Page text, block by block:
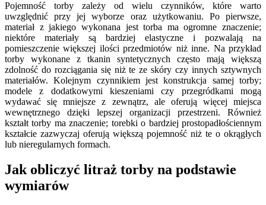
Pojemność torby zależy od wielu czynników, które warto
uwzględnić przy jej wyborze oraz użytkowaniu. Po pierwsze,
materiał z jakiego wykonana jest torba ma ogromne znaczenie;
niektóre materiały są bardziej elastyczne i pozwalają na
pomieszczenie większej ilości przedmiotów niż inne. Na przykład
torby wykonane z tkanin syntetycznych często mają większą
zdolność do rozciągania się niż te ze skóry czy innych sztywnych
materiałów. Kolejnym czynnikiem jest konstrukcja samej torby;
modele z dodatkowymi kieszeniami czy przegródkami mogą
wydawać się mniejsze z zewnątrz, ale oferują więcej miejsca
wewnętrznego dzięki lepszej organizacji przestrzeni. Również
kształt torby ma znaczenie; torebki o bardziej prostopadłościennym
kształcie zazwyczaj oferują większą pojemność niż te o okrągłych
lub nieregularnych formach.
Jak obliczyć litraż torby na podstawie
wymiarów